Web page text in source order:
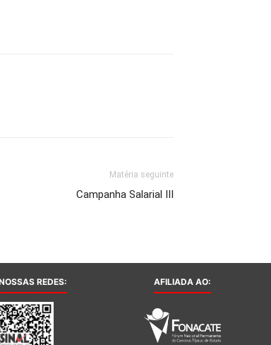
Matéria seguinte
Campanha Salarial III
REDES: AFILIADA AO: